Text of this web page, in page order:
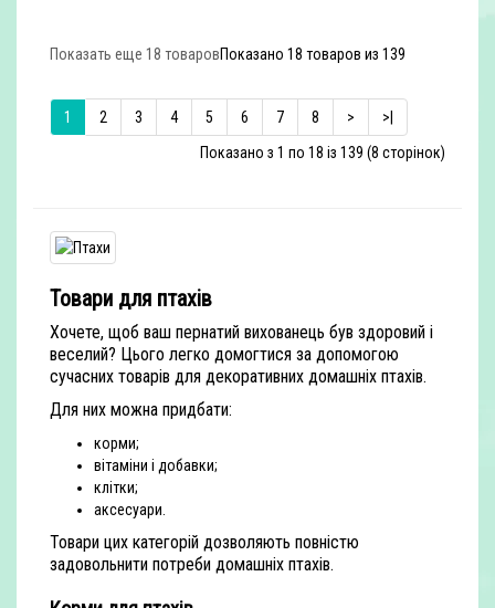
Показать еще 18 товаровПоказано 18 товаров из 139
1 2 3 4 5 6 7 8 >
>|
Показано з 1 по 18 із 139 (8 сторінок)
Товари для птахів
Хочете, щоб ваш пернатий вихованець був здоровий і
веселий? Цього легко домогтися за допомогою
сучасних товарів для декоративних домашніх птахів.
Для них можна придбати:
корми;
вітаміни і добавки;
клітки;
аксесуари.
Товари цих категорій дозволяють повністю
задовольнити потреби домашніх птахів.